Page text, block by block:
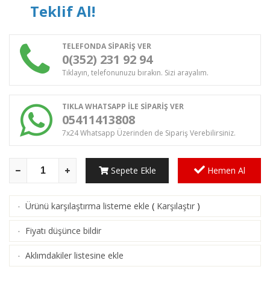
Teklif Al!
TELEFONDA SİPARİŞ VER
0(352) 231 92 94
Tıklayın, telefonunuzu bırakın. Sizi arayalım.
TIKLA WHATSAPP İLE SİPARİŞ VER
05411413808
7x24 Whatsapp Üzerinden de Sipariş Verebilirsiniz.
Sepete Ekle Hemen Al
· Ürünü karşılaştırma listeme ekle ( Karşılaştır )
· Fiyatı düşünce bildir
· Aklımdakiler listesine ekle